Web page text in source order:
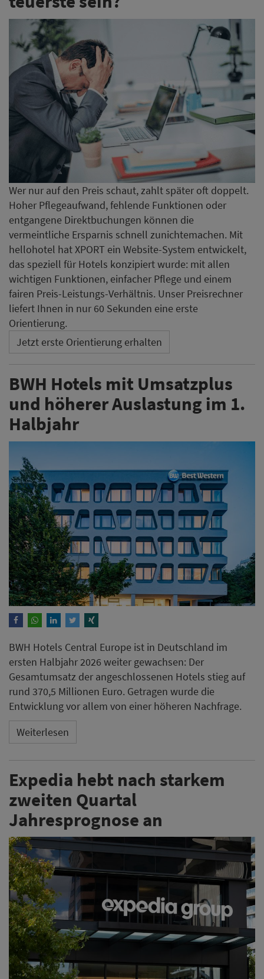
Wer nur auf den Preis schaut, zahlt später oft doppelt.
Hoher Pflegeaufwand, fehlende Funktionen oder
entgangene Direktbuchungen können die
vermeintliche Ersparnis schnell zunichtemachen. Mit
hellohotel hat XPORT ein Website-System entwickelt,
das speziell für Hotels konzipiert wurde: mit allen
wichtigen Funktionen, einfacher Pflege und einem
fairen Preis-Leistungs-Verhältnis. Unser Preisrechner
liefert Ihnen in nur 60 Sekunden eine erste
Orientierung.
Jetzt erste Orientierung erhalten
BWH Hotels mit Umsatzplus
und höherer Auslastung im 1.
Halbjahr
BWH Hotels Central Europe ist in Deutschland im
ersten Halbjahr 2026 weiter gewachsen: Der
Gesamtumsatz der angeschlossenen Hotels stieg auf
rund 370,5 Millionen Euro. Getragen wurde die
Entwicklung vor allem von einer höheren Nachfrage.
Weiterlesen
Expedia hebt nach starkem
zweiten Quartal
Jahresprognose an